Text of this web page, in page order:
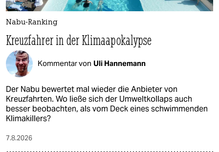
Nabu-Ranking
Kreuzfahrer in der Klimaapokalypse
Kommentar von Uli Hannemann
Der Nabu bewertet mal wieder die Anbieter von
Kreuzfahrten. Wo ließe sich der Umweltkollaps auch
besser beobachten, als vom Deck eines schwimmenden
Klimakillers?
7.8.2026